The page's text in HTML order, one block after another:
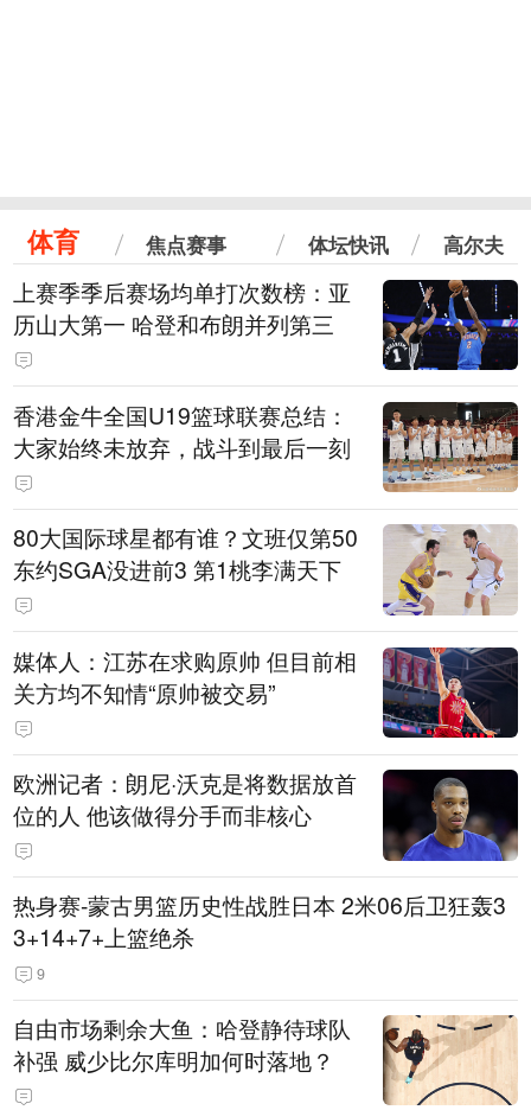
体育 焦点赛事 体坛快讯 高尔夫
上赛季季后赛场均单打次数榜：亚
历山大第一 哈登和布朗并列第三
香港金牛全国U19篮球联赛总结：
大家始终未放弃，战斗到最后一刻
80大国际球星都有谁？文班仅第50
东约SGA没进前3 第1桃李满天下
媒体人：江苏在求购原帅 但目前相
关方均不知情“原帅被交易”
欧洲记者：朗尼·沃克是将数据放首
位的人 他该做得分手而非核心
热身赛-蒙古男篮历史性战胜日本 2米06后卫狂轰3
3+14+7+上篮绝杀
9
自由市场剩余大鱼：哈登静待球队
补强 威少比尔库明加何时落地？